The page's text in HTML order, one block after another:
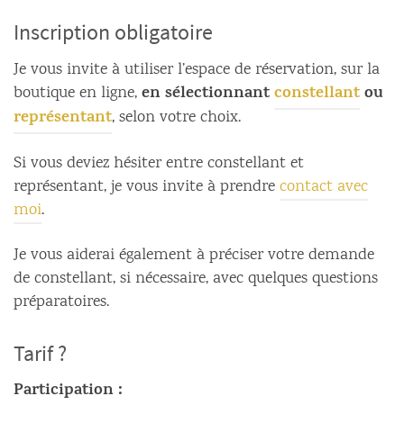
Inscription obligatoire
Je vous invite à utiliser l’espace de réservation, sur la
boutique en ligne,en sélectionnantconstellantou
représentant, selon votre choix.
Si vous deviez hésiter entre constellant et
représentant, je vous invite à prendrecontact avec
moi.
Je vous aiderai également à préciser votre demande
de constellant, si nécessaire, avec quelques questions
préparatoires.
Tarif ?
Participation :